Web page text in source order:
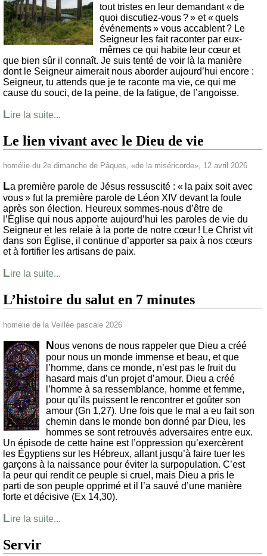
tout tristes en leur demandant « de
quoi discutiez-vous ? » et « quels
événements » vous accablent ? Le
Seigneur les fait raconter par eux-
mêmes ce qui habite leur cœur et
que bien sûr il connaît. Je suis tenté de voir là la manière
dont le Seigneur aimerait nous aborder aujourd’hui encore :
Seigneur, tu attends que je te raconte ma vie, ce qui me
cause du souci, de la peine, de la fatigue, de l’angoisse.
Lire la suite...
Le lien vivant avec le Dieu de vie
homélie du 2e dimanche de Pâques, «de la miséricorde», 12 avril 2026
La première parole de Jésus ressuscité : « la paix soit avec
vous » fut la première parole de Léon XIV devant la foule
après son élection. Heureux sommes-nous d’être de
l’Église qui nous apporte aujourd’hui les paroles de vie du
Seigneur et les relaie à la porte de notre cœur ! Le Christ vit
dans son Église, il continue d’apporter sa paix à nos cœurs
et à fortifier les artisans de paix.
Lire la suite...
L’histoire du salut en 7 minutes
homélie de la Veillée pascale 2026
Nous venons de nous rappeler que Dieu a créé
pour nous un monde immense et beau, et que
l’homme, dans ce monde, n’est pas le fruit du
hasard mais d’un projet d’amour. Dieu a créé
l’homme à sa ressemblance, homme et femme,
pour qu’ils puissent le rencontrer et goûter son
amour (Gn 1,27). Une fois que le mal a eu fait son
chemin dans le monde bon donné par Dieu, les
hommes se sont retrouvés adversaires entre eux.
Un épisode de cette haine est l’oppression qu’exercèrent
les Égyptiens sur les Hébreux, allant jusqu’à faire tuer les
garçons à la naissance pour éviter la surpopulation. C’est
la peur qui rendit ce peuple si cruel, mais Dieu a pris le
parti de son peuple opprimé et il l’a sauvé d’une manière
forte et décisive (Ex 14,30).
Lire la suite...
Servir